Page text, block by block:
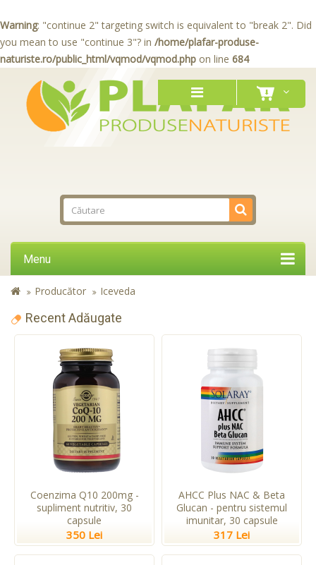
Warning: "continue 2" targeting switch is equivalent to "break 2". Did
you mean to use "continue 3"? in /home/plafar-produse-
naturiste.ro/public_html/vqmod/vqmod.php on line 684
Menu
Producător Iceveda
Recent Adăugate
Coenzima Q10 200mg -
supliment nutritiv, 30
capsule
350 Lei
AHCC Plus NAC & Beta
Glucan - pentru sistemul
imunitar, 30 capsule
317 Lei